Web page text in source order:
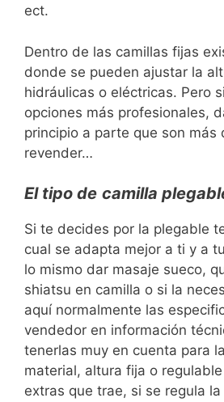
ect.
Dentro de las camillas fijas
donde se pueden ajustar la
hidráulicas o eléctricas. Pero
opciones más profesionales,
principio a parte que son más
revender…
El tipo de camilla
Si te decides por la plegable
cual se adapta mejor a ti y a
lo mismo dar masaje sueco,
shiatsu en camilla o si la
aquí normalmente las
vendedor en información
tenerlas muy en cuenta para
material, altura fija o
extras que trae, si se regula